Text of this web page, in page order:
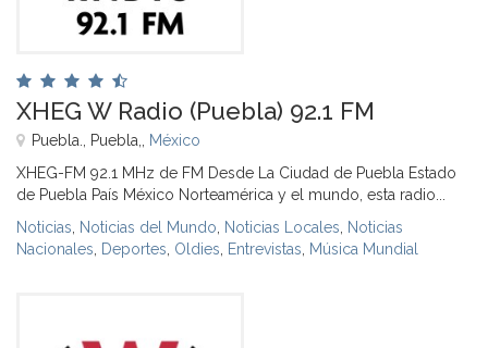
XHEG W Radio (Puebla) 92.1 FM
Puebla., Puebla,, México
XHEG-FM 92.1 MHz de FM Desde La Ciudad de Puebla Estado
de Puebla País México Norteamérica y el mundo, esta radio...
Noticias Noticias del Mundo Noticias Locales Noticias
Nacionales Deportes Oldies Entrevistas Música Mundial